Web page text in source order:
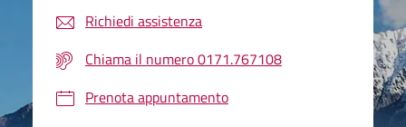
Richiedi assistenza
Chiama il numero 0171.767108
Prenota appuntamento